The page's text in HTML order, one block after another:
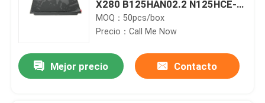
X280 B125HAN02.2 N125HCE-
GN1 FHD IPS
MOQ：50pcs/box
Precio：Call Me Now
Mejor precio Contacto